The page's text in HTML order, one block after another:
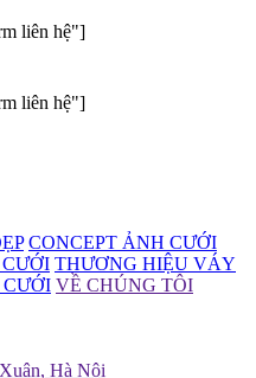
liên hệ"]
liên hệ"]
CONCEPT ẢNH CƯỚI
THƯƠNG HIỆU VÁY
VỀ CHÚNG TÔI
Hà Nội